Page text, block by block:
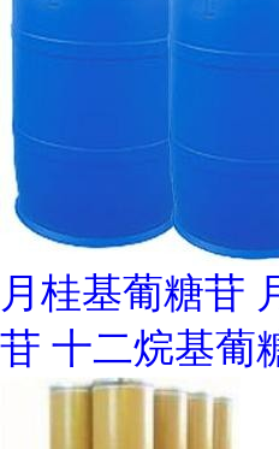
月桂基葡糖苷
苷 十二烷基葡